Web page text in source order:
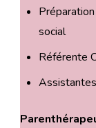
social
Référente